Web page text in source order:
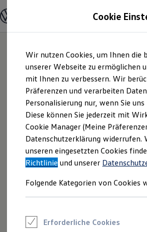
Hauptinhalt
springen
Footer
springen
Modelle und Konfigurator
Modelle vergleichen
Elektroautos
ENERGY Sondermodelle
Nutzfahrzeuge
SUV und CUV
Familienautos
Kombis
Kompaktwagen
Sportwagen
Schnell verfügbare Fahrzeuge
Angebote und Produkte
Aktuelle Angebote
E-Auto-Förderung
Volkswagen Marktplatz
Junge Gebrauchtwagen und
Saisonangebote
Cookie
Wir nutzen Cookies, um Ihnen die
unserer Webseite zu ermöglichen
mit Ihnen zu verbessern. Wir
Präferenzen und verarbeiten
Personalisierung nur, wenn Sie
Diese können Sie jederzeit mit
Cookie Manager (Meine
Datenschutzerklärung
unseren eingesetzten Cookies
Richtlinie und unserer
Folgende Kategorien von Cookies
Erforderliche Cookies